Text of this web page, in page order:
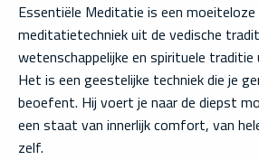
Essentiële Meditatie is een moeiteloze
meditatietechniek uit de vedische
wetenschappelijke en spirituele traditie
Het is een geestelijke techniek die je
beoefent. Hij voert je naar de diepst
een staat van innerlijk comfort, van
zelf.